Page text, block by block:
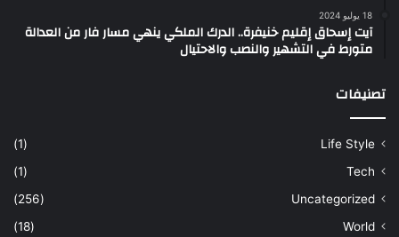
18 يوليو 2024
آيت إسحاق إقليم خنيفرة.. الدرك الملكي ينهي مسار فار من العدالة
متورط في التشهير والنصب والاحتيال
تصنيفات
Life Style
(1)
Tech
(1)
Uncategorized
(256)
World
(18)